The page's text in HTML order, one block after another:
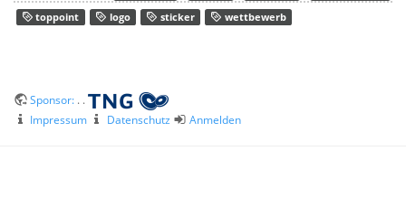
toppoint
logo sticker wettbewerb
Sponsor: . .
Impressum
Datenschutz Anmelden